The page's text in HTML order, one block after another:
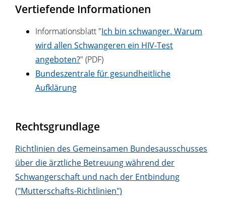
Vertiefende Informationen
Informationsblatt "Ich bin schwanger. Warum
wird allen Schwangeren ein HIV-Test
angeboten?" (PDF)
Bundeszentrale für gesundheitliche
Aufklärung
Rechtsgrundlage
Richtlinien des Gemeinsamen Bundesausschusses
über die ärztliche Betreuung während der
Schwangerschaft und nach der Entbindung
("Mutterschafts-Richtlinien")